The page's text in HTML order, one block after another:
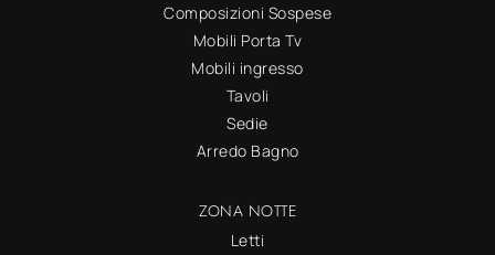
Composizioni Sospese
Mobili Porta Tv
Mobili ingresso
Tavoli
Sedie
Arredo Bagno
ZONA NOTTE
Letti